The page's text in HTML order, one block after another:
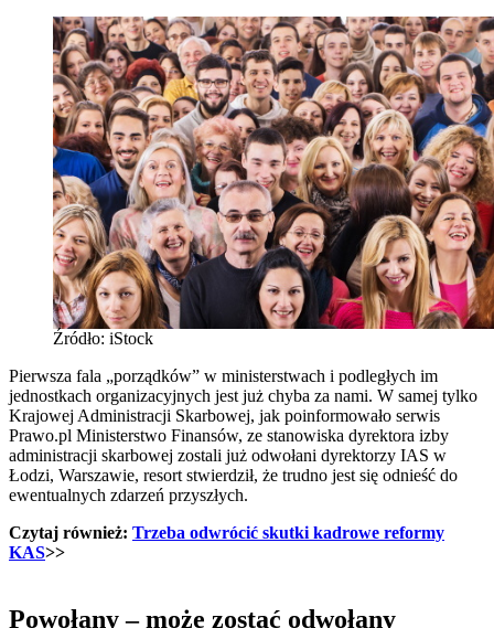
Źródło: iStock
Pierwsza fala „porządków” w ministerstwach i podległych im
jednostkach organizacyjnych jest już chyba za nami. W samej tylko
Krajowej Administracji Skarbowej, jak poinformowało serwis
Prawo.pl Ministerstwo Finansów, ze stanowiska dyrektora izby
administracji skarbowej zostali już odwołani dyrektorzy IAS w
Łodzi, Warszawie, resort stwierdził, że trudno jest się odnieść do
ewentualnych zdarzeń przyszłych.
Czytaj również: Trzeba odwrócić skutki kadrowe reformy
KAS>>
Powołany – może zostać odwołany